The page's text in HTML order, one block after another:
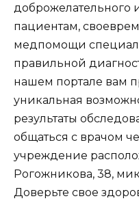
доброжелательного
пациентам,
медпомощи
правильной
нашем портале вам
уникальная
результаты
общаться с врачом
учреждение
Рогожникова, 38,
Доверьте свое